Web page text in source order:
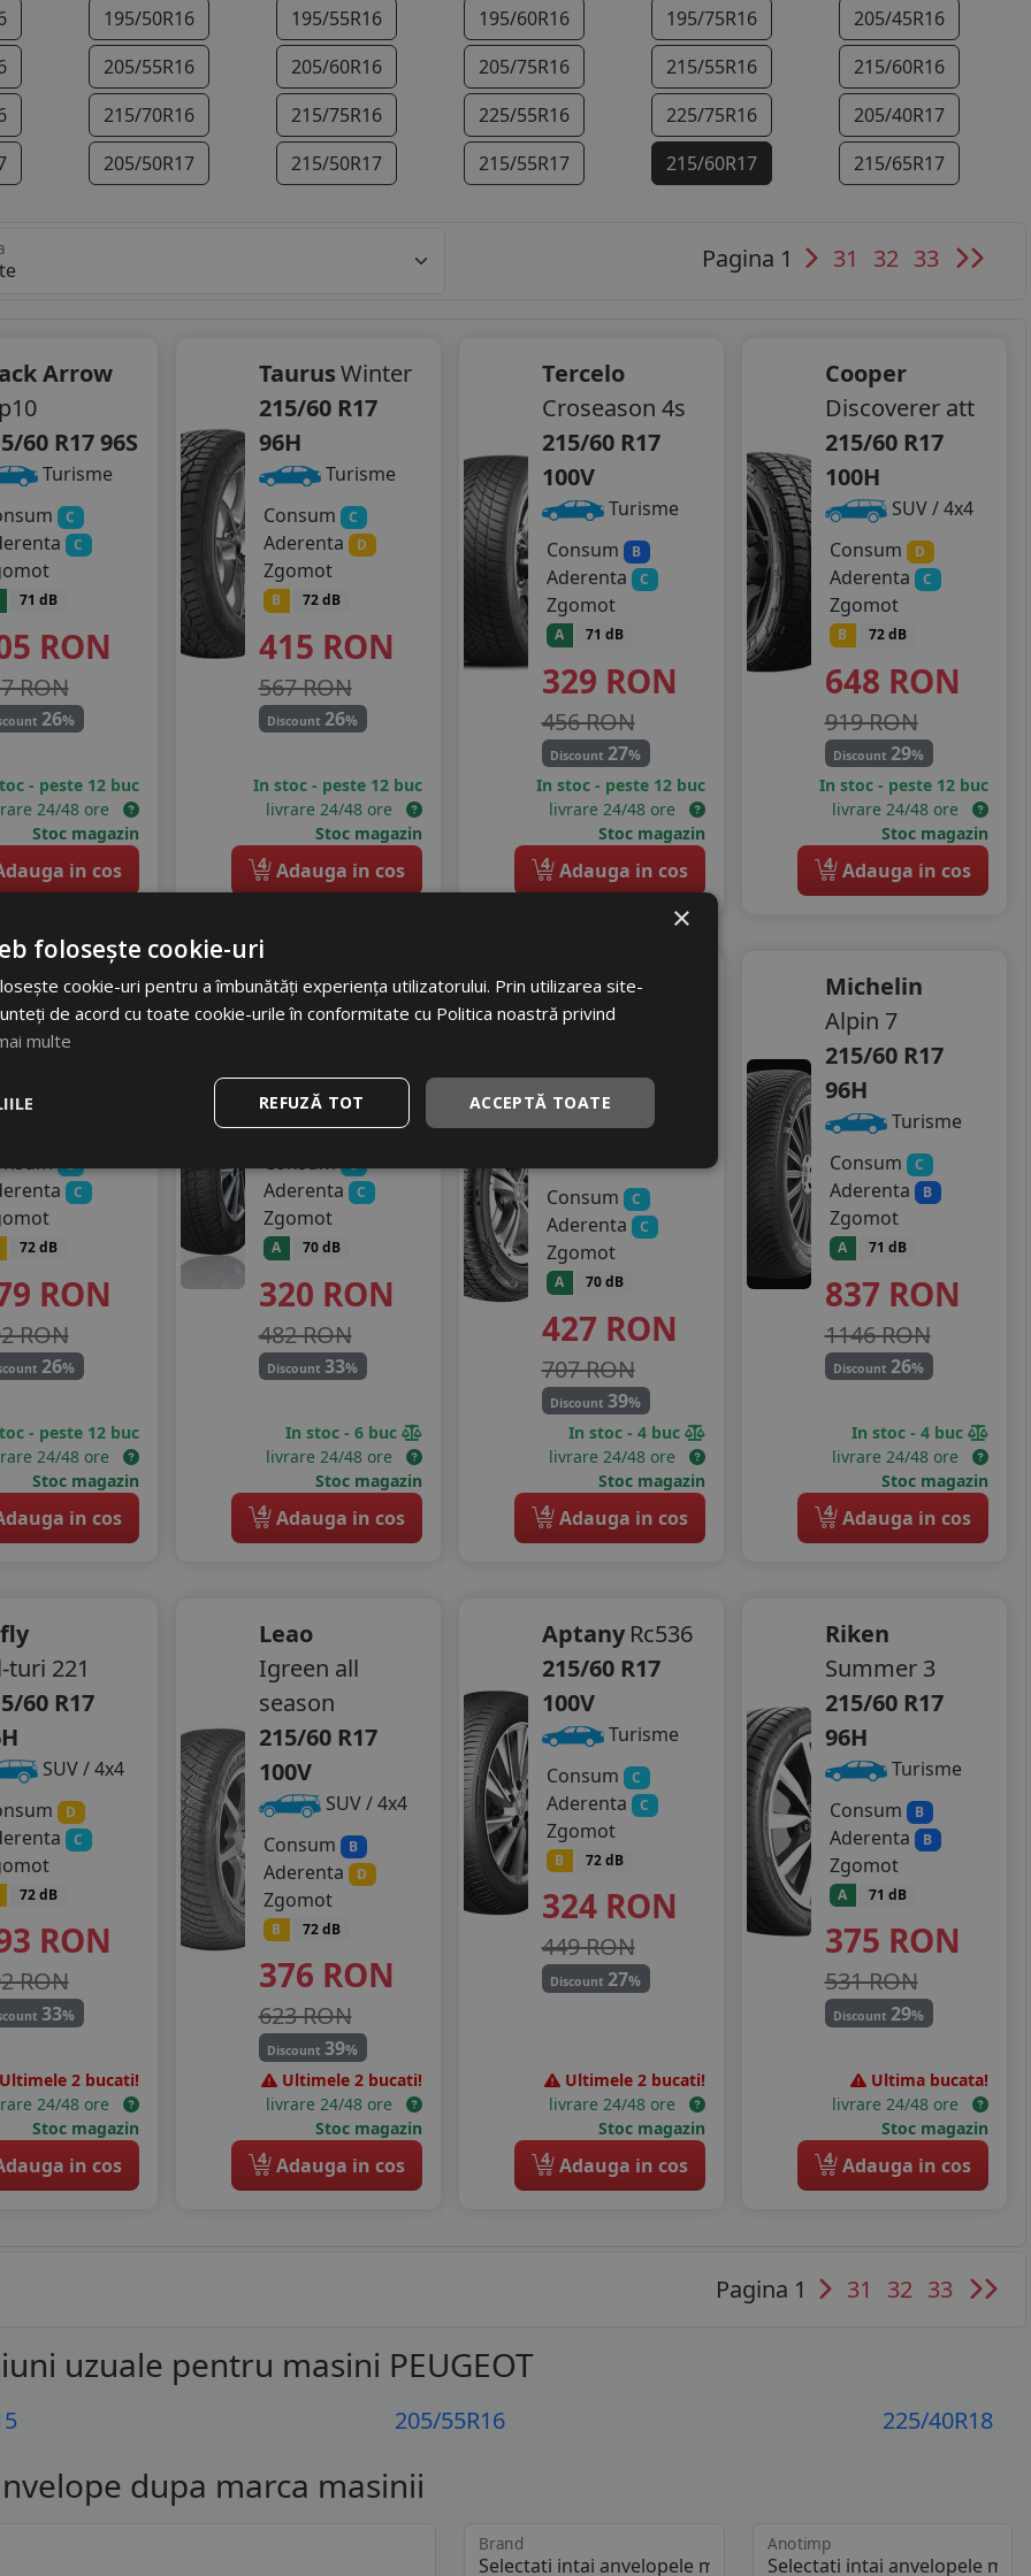
195/50R16 195/55R16 195/60R16 195/75R16
205/45R16
205/55R16 205/60R16 205/75R16 215/55R16
215/60R16
215/70R16 215/75R16 225/55R16 225/75R16
205/40R17
205/50R17 215/50R17 215/55R17 215/60R17
215/65R17
205/55R19
235/35R19
Pagina 1 31 32 33
Arrow
60 R17 96S
Turisme
C
C
71 dB
RON
RON
26%
- peste 12 buc
24/48 ore
Stoc magazin
in cos
TaurusWinter
215/60 R17
96H
Turisme
Consum
C
Aderenta D
Zgomot
B 72 dB
415 RON
567 RON
Discount 26%
In stoc - peste 12 buc
livrare 24/48 ore
Stoc magazin
4 Adauga in cos
Tercelo
Croseason 4s
215/60 R17
100V
Turisme
Consum
B
Aderenta C
Zgomot
A 71 dB
329 RON
456 RON
Discount 27%
In stoc - peste 12 buc
livrare 24/48 ore
Stoc magazin
4 Adauga in cos
Cooper
Discoverer att
215/60 R17
100H
SUV / 4x4
Consum
D
Aderenta C
Zgomot
B 72 dB
648 RON
919 RON
Discount 29%
In stoc - peste 12 buc
livrare 24/48 ore
Stoc magazin
4 Adauga in cos
suv 2
60 R17
C
C
72 dB
RON
RON
26%
- peste 12 buc
24/48 ore
Stoc magazin
in cos
Autogreen
As versat-as2
100V
Turisme
Consum C
Aderenta C
Zgomot
A 70 dB
320 RON
482 RON
Discount33%
In stoc - 6 buc
livrare 24/48 ore
Stoc magazin
4 Adauga in cos
Sunny
Nc501 all
215/60 R17
100V
Consum
C
Aderenta C
Zgomot
A 70 dB
427 RON
707 RON
Discount39%
In stoc - 4 buc
livrare 24/48 ore
Stoc magazin
4 Adauga in cos
Michelin
Alpin 7
215/60 R17
96H
Turisme
Consum
C
Aderenta B
Zgomot
A 71 dB
837 RON
1146 RON
Discount 26%
In stoc - 4 buc
livrare 24/48 ore
Stoc magazin
4 Adauga in cos
turi 221
60 R17
SUV / 4x4
D
C
72 dB
RON
RON
33%
Ultimele 2 bucati!
24/48 ore
Stoc magazin
in cos
Leao
Igreen all
season
215/60 R17
100V
SUV / 4x4
Consum
B
Aderenta D
Zgomot
B 72 dB
376 RON
623 RON
Discount39%
Ultimele 2 bucati!
livrare 24/48 ore
Stoc magazin
4 Adauga in cos
Aptany Rc536
215/60 R17
100V
Turisme
Consum
C
Aderenta C
Zgomot
B 72 dB
324 RON
449 RON
Discount 27%
Ultimele 2 bucati!
livrare 24/48 ore
Stoc magazin
4 Adauga in cos
Riken
Summer 3
215/60 R17
96H
Turisme
Consum
B
Aderenta B
Zgomot
A 71 dB
375 RON
531 RON
Discount 29%
Ultima bucata!
livrare 24/48 ore
Stoc magazin
4 Adauga in cos
Pagina 1 31 32 33
uzuale pentru masini PEUGEOT
205/55R16 225/40R18
dupa marca masinii
Brand Anotimp
×
folosește cookie-uri
cookie-uri pentru a îmbunătăți experiența utilizatorului. Prin utilizarea site-
de acord cu toate cookie-urile în conformitate cu Politica noastră privind
multe
ACCEPTĂ TOATE
REFUZĂ TOT